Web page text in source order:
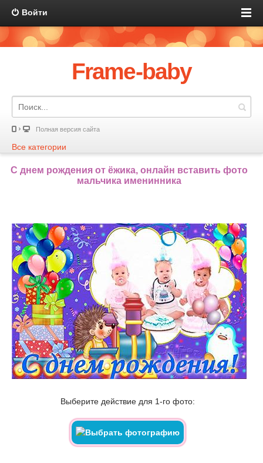
Войти
Frame-baby
Полная версия сайта
Все категории
С днем рождения от ёжика, онлайн вставить фото
мальчика именинника
Выберите действие для 1-го фото: